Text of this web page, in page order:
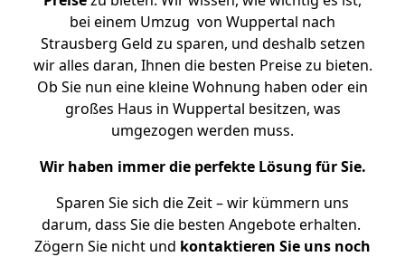
bei einem Umzug von Wuppertal nach
Strausberg Geld zu sparen, und deshalb setzen
wir alles daran, Ihnen die besten Preise zu bieten.
Ob Sie nun eine kleine Wohnung haben oder ein
großes Haus in Wuppertal besitzen, was
umgezogen werden muss.
Wir haben immer die perfekte Lösung für Sie.
Sparen Sie sich die Zeit – wir kümmern uns
darum, dass Sie die besten Angebote erhalten.
Zögern Sie nicht und kontaktieren Sie uns noch